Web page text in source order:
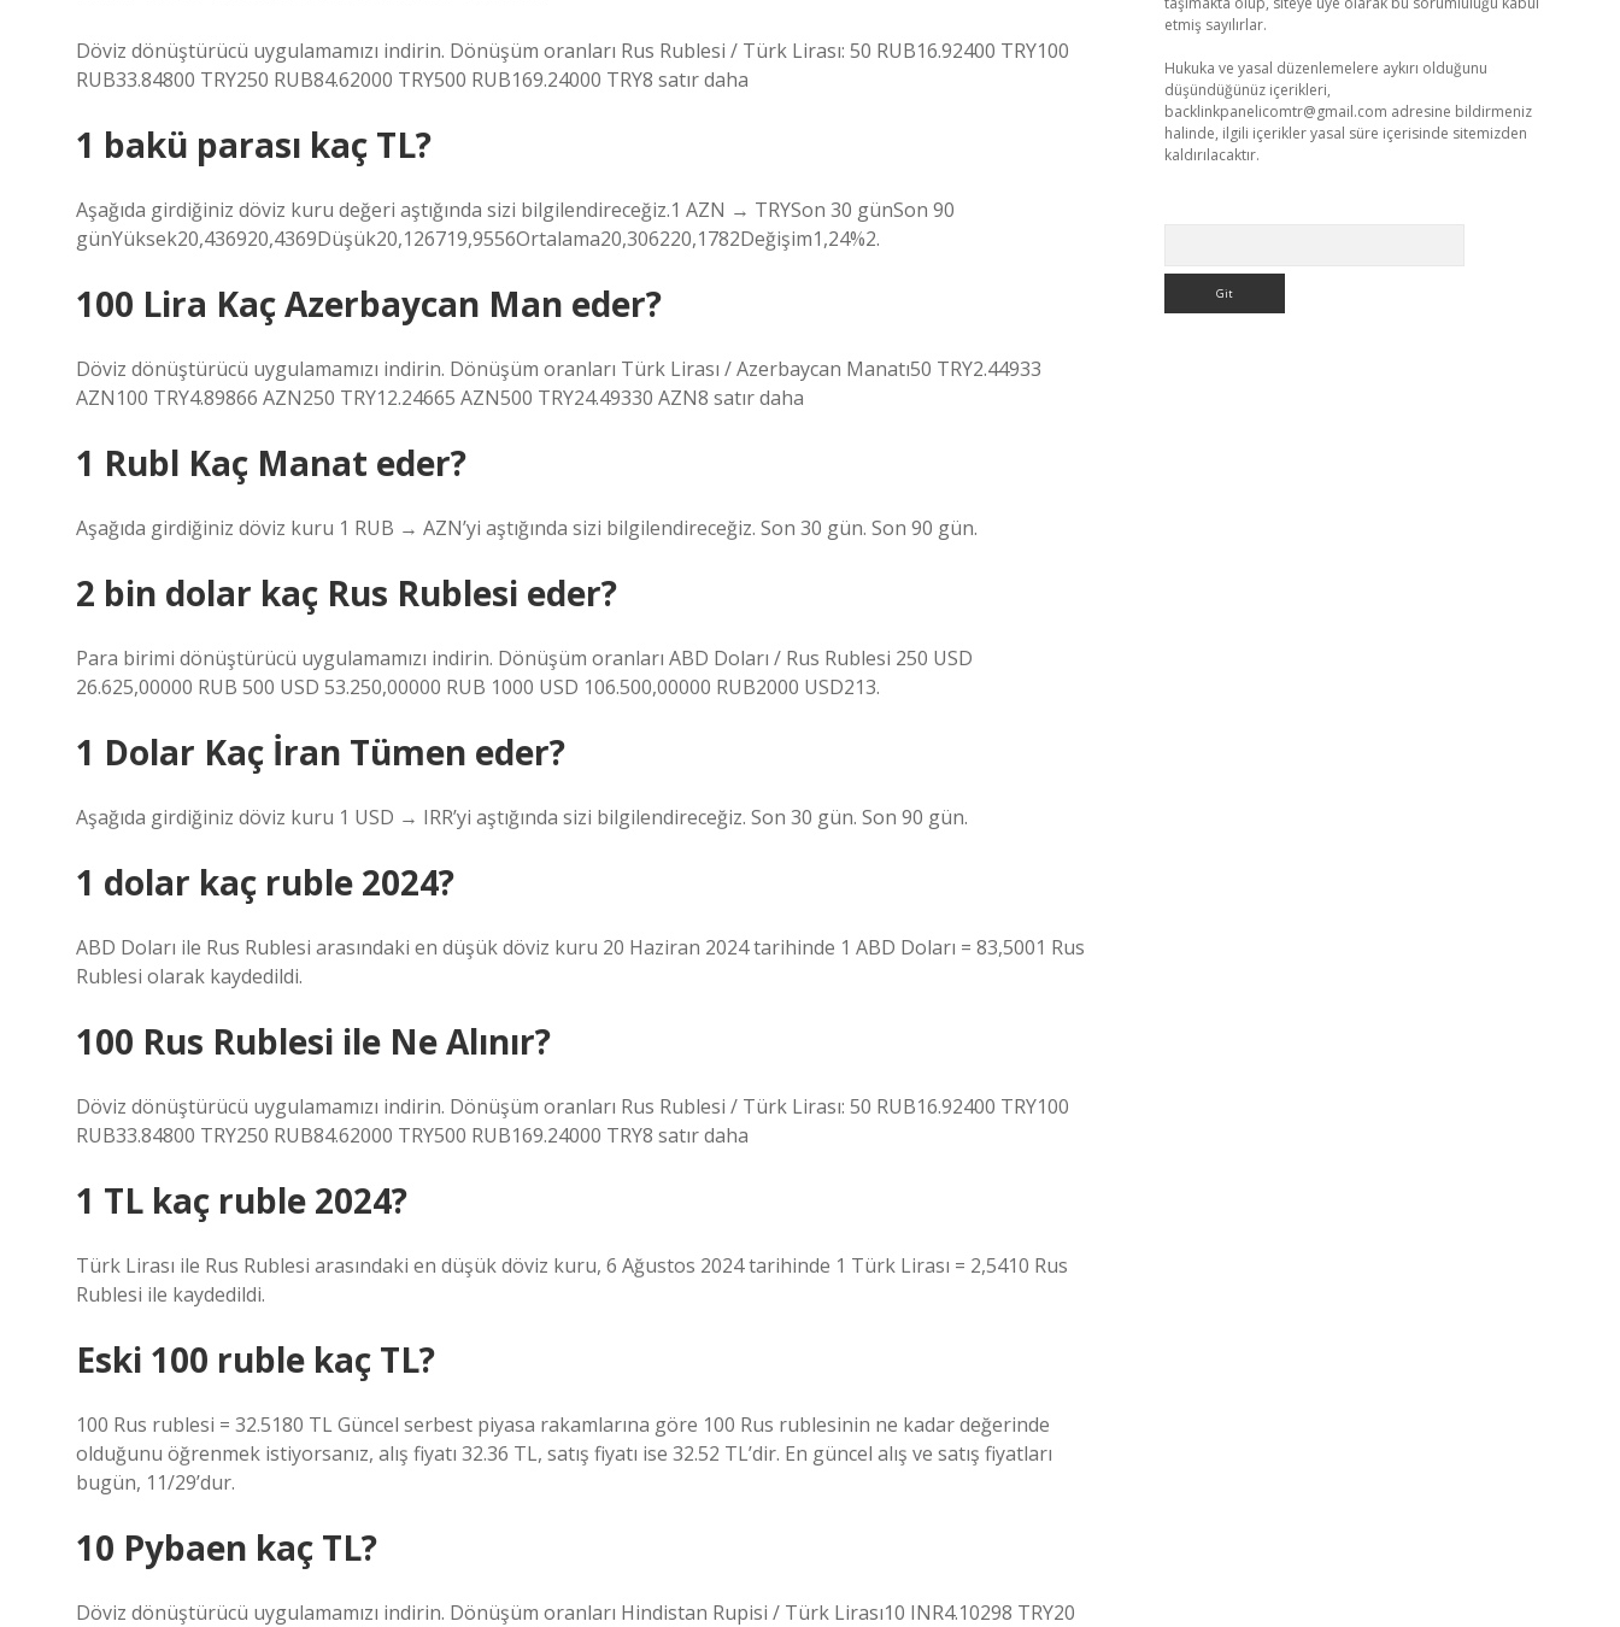
Döviz dönüştürücü uygulamamızı indirin. Dönüşüm oranları Rus Rublesi / Türk Lirası: 50 RUB16.92400 TRY100
RUB33.84800 TRY250 RUB84.62000 TRY500 RUB169.24000 TRY8 satır daha
1 bakü parası kaç TL?
Aşağıda girdiğiniz döviz kuru değeri aştığında sizi bilgilendireceğiz.1 AZN → TRYSon 30 günSon 90
günYüksek20,436920,4369Düşük20,126719,9556Ortalama20,306220,1782Değişim1,24%2.
100 Lira Kaç Azerbaycan Man eder?
Döviz dönüştürücü uygulamamızı indirin. Dönüşüm oranları Türk Lirası / Azerbaycan Manatı50 TRY2.44933
AZN100 TRY4.89866 AZN250 TRY12.24665 AZN500 TRY24.49330 AZN8 satır daha
1 Rubl Kaç Manat eder?
Aşağıda girdiğiniz döviz kuru 1 RUB → AZN’yi aştığında sizi bilgilendireceğiz. Son 30 gün. Son 90 gün.
2 bin dolar kaç Rus Rublesi eder?
Para birimi dönüştürücü uygulamamızı indirin. Dönüşüm oranları ABD Doları / Rus Rublesi 250 USD
26.625,00000 RUB 500 USD 53.250,00000 RUB 1000 USD 106.500,00000 RUB2000 USD213.
1 Dolar Kaç İran Tümen eder?
Aşağıda girdiğiniz döviz kuru 1 USD → IRR’yi aştığında sizi bilgilendireceğiz. Son 30 gün. Son 90 gün.
1 dolar kaç ruble 2024?
ABD Doları ile Rus Rublesi arasındaki en düşük döviz kuru 20 Haziran 2024 tarihinde 1 ABD Doları = 83,5001 Rus
Rublesi olarak kaydedildi.
100 Rus Rublesi ile Ne Alınır?
Döviz dönüştürücü uygulamamızı indirin. Dönüşüm oranları Rus Rublesi / Türk Lirası: 50 RUB16.92400 TRY100
RUB33.84800 TRY250 RUB84.62000 TRY500 RUB169.24000 TRY8 satır daha
1 TL kaç ruble 2024?
Türk Lirası ile Rus Rublesi arasındaki en düşük döviz kuru, 6 Ağustos 2024 tarihinde 1 Türk Lirası = 2,5410 Rus
Rublesi ile kaydedildi.
Eski 100 ruble kaç TL?
100 Rus rublesi = 32.5180 TL Güncel serbest piyasa rakamlarına göre 100 Rus rublesinin ne kadar değerinde
olduğunu öğrenmek istiyorsanız, alış fiyatı 32.36 TL, satış fiyatı ise 32.52 TL’dir. En güncel alış ve satış fiyatları
bugün, 11/29’dur.
10 Pybaen kaç TL?
Döviz dönüştürücü uygulamamızı indirin. Dönüşüm oranları Hindistan Rupisi / Türk Lirası10 INR4.10298 TRY20
etmiş sayılırlar.
Hukuka ve yasal düzenlemelere aykırı olduğunu
düşündüğünüz içerikleri,
backlinkpanelicomtr@gmail.com adresine bildirmeniz
halinde, ilgili içerikler yasal süre içerisinde sitemizden
kaldırılacaktır.